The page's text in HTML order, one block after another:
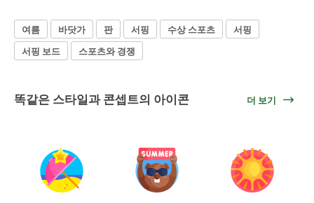
여름 바닷가 판 서핑 수상 스포츠
서핑
서핑 보드
스포츠와 경쟁
똑같은 스타일과 콘셉트의 아이콘 더 보기